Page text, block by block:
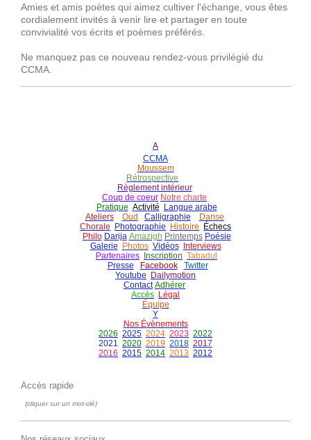
Amies et amis poètes qui aimez cultiver l'échange, vous êtes
cordialement invités à venir lire et partager en toute
convivialité vos écrits et poèmes préférés.
Ne manquez pas ce nouveau rendez-vous privilégié du
CCMA.
A
CCMA
Moussem
Rétrospective
Règlement intérieur
Coup de coeur Notre charte
Pratique Activité
Langue arabe
Ateliers
Oud Calligraphie
Danse
Chorale
Photographie Histoire Échecs
Philo Darija Amazigh Printemps Poésie
Galerie
Photos Vidéos
Interviews
Partenaires
Inscription Tabadul
Presse
Facebook
Twitter
Youtube
Dailymotion
Contact Adhérer
Accès Légal
Équipe
Y
Nos Évènements
2026 2025 2024 2023 2022
2021 2020 2019 2018 2017
2016 2015 2014 2013 2012
Accès rapide
(cliquer sur un mot-clé)